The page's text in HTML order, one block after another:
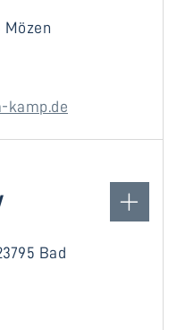
Mözen
kamp.de
Bad